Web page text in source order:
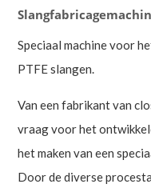
Speciaal machine voor
PTFE slangen.
Van een fabrikant van
vraag voor het
het maken van een
Door de diverse